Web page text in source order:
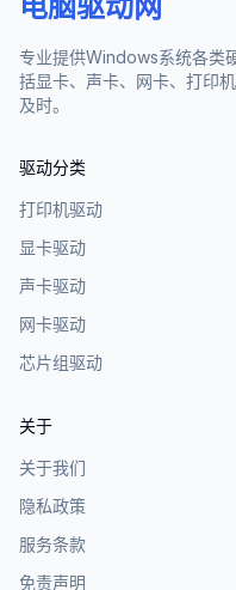
专业提供Windows系统各类
括显卡、声卡、网卡、打印
及时。
驱动分类
打印机驱动
显卡驱动
声卡驱动
网卡驱动
芯片组驱动
关于
关于我们
隐私政策
服务条款
免责声明